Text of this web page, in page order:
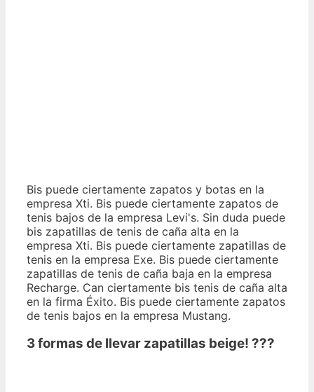
Bis puede ciertamente zapatos y botas en la
empresa Xti. Bis puede ciertamente zapatos de
tenis bajos de la empresa Levi's. Sin duda puede
bis zapatillas de tenis de caña alta en la
empresa Xti. Bis puede ciertamente zapatillas de
tenis en la empresa Exe. Bis puede ciertamente
zapatillas de tenis de caña baja en la empresa
Recharge. Can ciertamente bis tenis de caña alta
en la firma Éxito. Bis puede ciertamente zapatos
de tenis bajos en la empresa Mustang.
3 formas de llevar zapatillas beige! ???